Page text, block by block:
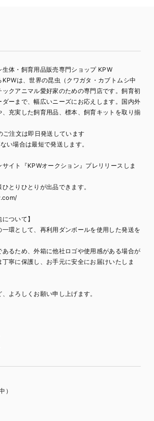
体・飼育用品販売専門ショップ KPW
は、世界の昆虫（クワガタ・カブトムシ中
クアニマル愛好家のための専門店です。飼育初
ーまで、幅広いニーズにお応えします。国内外
充実した飼育用品、標本、飼育キットを取り揃
ご注文は即日発送しています
い場合は最短で発送します。
イト『KPWオークション』プレリリースしま
とりひとりが出品できます。
ついて】
環として、再利用ダンボールを使用した発送を
るため、外箱に他社ロゴや使用感がある場合が
寧に保護し、お手元に安全にお届けいたしま
よろしくお願い申し上げます。
）